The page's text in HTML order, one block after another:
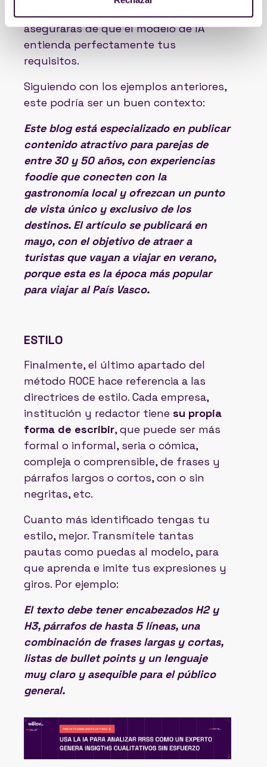
asegurarás de que el modelo de IA
entienda perfectamente tus
requisitos.
Siguiendo con los ejemplos anteriores,
este podría ser un buen contexto:
Este blog está especializado en publicar
contenido atractivo para parejas de
entre 30 y 50 años, con experiencias
foodie que conecten con la
gastronomía local y ofrezcan un punto
de vista único y exclusivo de los
destinos. El artículo se publicará en
mayo, con el objetivo de atraer a
turistas que vayan a viajar en verano,
porque esta es la época más popular
para viajar al País Vasco.
ESTILO
Finalmente, el último apartado del
método ROCE hace referencia a las
directrices de estilo. Cada empresa,
institución y redactor tiene su propia
forma de escribir, que puede ser más
formal o informal, seria o cómica,
compleja o comprensible, de frases y
párrafos largos o cortos, con o sin
negritas, etc.
Cuanto más identificado tengas tu
estilo, mejor. Transmítele tantas
pautas como puedas al modelo, para
que aprenda e imite tus expresiones y
giros. Por ejemplo:
El texto debe tener encabezados H2 y
H3, párrafos de hasta 5 líneas, una
combinación de frases largas y cortas,
listas de bullet points y un lenguaje
muy claro y asequible para el público
general.